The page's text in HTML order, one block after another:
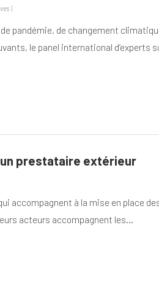
|
pandémie, de changement
le panel international d’experts
un prestataire extérieur
accompagnent à la mise en place
acteurs accompagnent les…